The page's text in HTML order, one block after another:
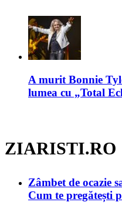
A murit Bonnie
lumea cu „Total
ZIARISTI.RO
Zâmbet de ocazie
Cum te pregătești